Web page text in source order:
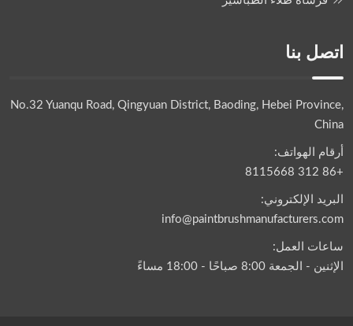
اتصل بنا
No.32 Yuanqu Road, Qingyuan District, Baoding, Hebei Province,
China
أرقام الهواتف:
+86 312 8115668
البريد الإلكتروني:
info@paintbrushmanufacturers.com
ساعات العمل:
الإثنين - الجمعة 8:00 صباحًا - 18:00 مساءً